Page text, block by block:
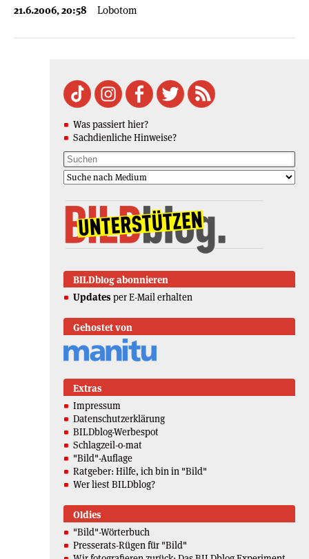
21.6.2006, 20:58 Lobotom
Was passiert hier?
Sachdienliche Hinweise?
BILDblog abonnieren
Updates per E-Mail erhalten
Gehostet von
Extras
Impressum
Datenschutzerklärung
BILDblog-Werbespot
Schlagzeil-o-mat
"Bild"-Auflage
Ratgeber: Hilfe, ich bin in "Bild"
Wer liest BILDblog?
Oldies
"Bild"-Wörterbuch
Presserats-Rügen für "Bild"